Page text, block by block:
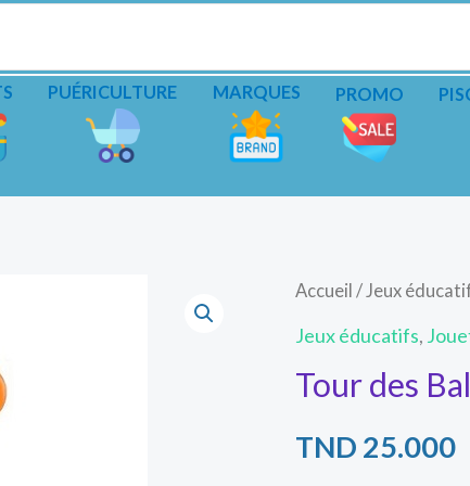
PUÉRICULTURE MARQUES PROMO
Accueil /Jeux
Jeux éducatifs,
Tour des
TND 25.000